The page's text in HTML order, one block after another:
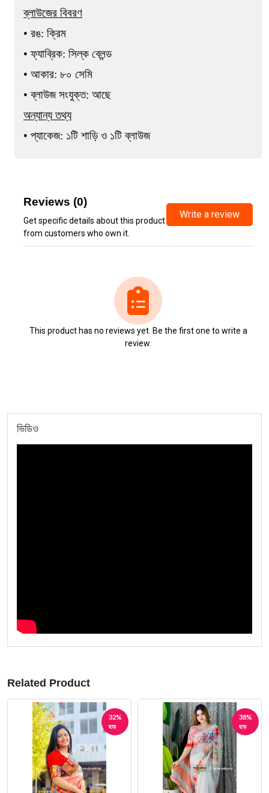
ব্লাউজের বিবরণ
• রঙ: ক্রিম
• ফ্যাব্রিক: সিল্ক ব্লেন্ড
• আকার: ৮০ সেমি
• ব্লাউজ সংযুক্ত: আছে
অন্যান্য তথ্য
• প্যাকেজ: ১টি শাড়ি ও ১টি ব্লাউজ
Reviews (0)
Get specific details about this product
from customers who own it.
Write a review
This product has no reviews yet. Be the first one to write a
review.
ভিডিও
Related Product
32%
ছাড়
38%
ছাড়